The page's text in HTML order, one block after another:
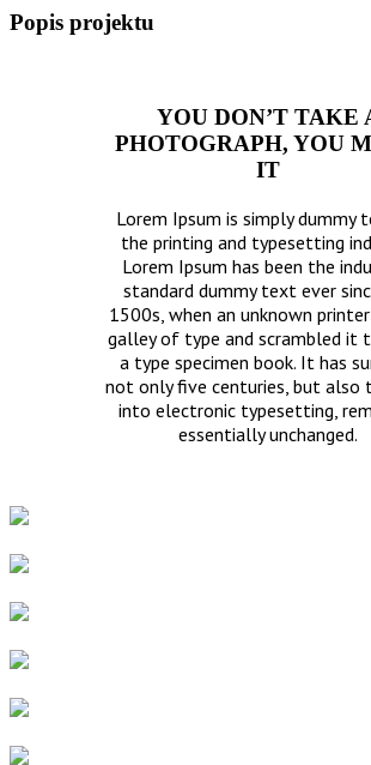
Popis projektu
YOU DON’T TAKE
PHOTOGRAPH, YOU
IT
Lorem Ipsum is simply dummy
the printing and typesetting
Lorem Ipsum has been the
standard dummy text ever
1500s, when an unknown
galley of type and scrambled it
a type specimen book. It has
not only five centuries, but also
into electronic typesetting,
essentially unchanged.